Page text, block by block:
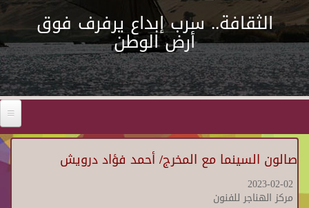
الثقافة.. سرب إبداع يرفرف فوق
أرض الوطن
صالون السينما مع المخرج/ أحمد فؤاد درويش
2023-02-02
مركز الهناجر للفنون